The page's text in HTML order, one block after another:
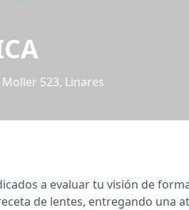
523, Linares
a evaluar tu visión de
de lentes, entregando una